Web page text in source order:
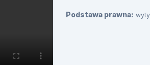
Podstawa prawna: